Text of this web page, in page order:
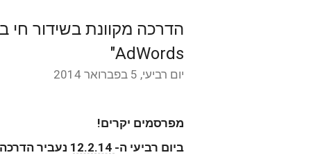
AdWords"
יום רביעי, 5 בפברואר 2014
מפרסמים יקרים!
ביום רביעי ה- 12.2.14